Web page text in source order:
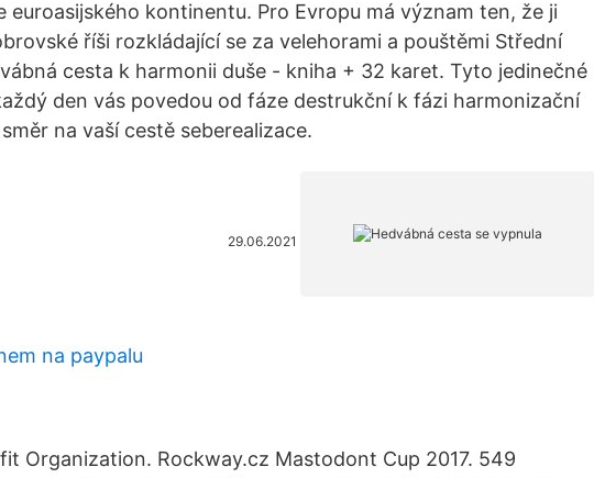
euroasijského kontinentu. Pro Evropu má význam ten, že ji
říši rozkládající se za velehorami a pouštěmi Střední
cesta k harmonii duše - kniha + 32 karet. Tyto jedinečné
den vás povedou od fáze destrukční k fázi harmonizační
na vaší cestě seberealizace.
29.06.2021
na paypalu
Organization. Rockway.cz Mastodont Cup 2017. 549